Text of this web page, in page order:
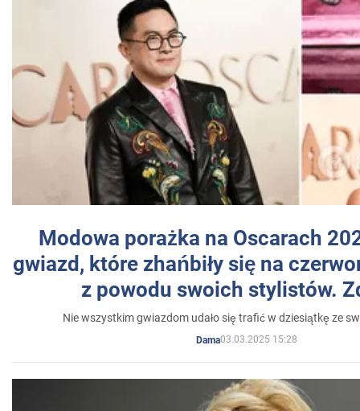
Modowa porażka na Oscarach
gwiazd, które zhańbiły się na
z powodu swoich stylistów.
Nie wszystkim gwiazdom udało się trafić w dziesiątkę ze
Dama03.03.2025 15:28